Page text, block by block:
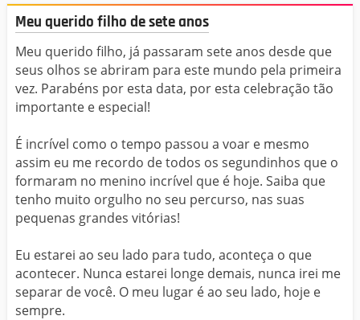
Meu querido filho de sete anos
Meu querido filho, já passaram sete anos desde que
seus olhos se abriram para este mundo pela primeira
vez. Parabéns por esta data, por esta celebração tão
importante e especial!
É incrível como o tempo passou a voar e mesmo
assim eu me recordo de todos os segundinhos que o
formaram no menino incrível que é hoje. Saiba que
tenho muito orgulho no seu percurso, nas suas
pequenas grandes vitórias!
Eu estarei ao seu lado para tudo, aconteça o que
acontecer. Nunca estarei longe demais, nunca irei me
separar de você. O meu lugar é ao seu lado, hoje e
sempre.